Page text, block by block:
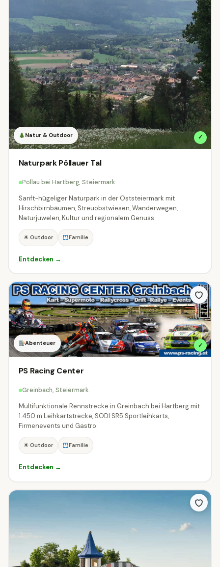
Familienpreis verfügbar
Natur & Outdoor ✓
Naturpark Pöllauer Tal
Pöllau bei Hartberg, Steiermark
Sanft-hügeliger Naturpark in der Oststeiermark mit
Hirschbirnbäumen, Streuobstwiesen, Wanderwegen,
Naturjuwelen, Kultur und regionalem Genuss.
☀ Outdoor Familie
Entdecken →
Abenteuer ✓
PS Racing Center
Greinbach, Steiermark
Multifunktionale Rennstrecke in Greinbach bei Hartberg mit
1.450 m Leihkartstrecke, SODI SR5 Sportleihkarts,
Firmenevents und Gastro.
☀ Outdoor Familie
Entdecken →